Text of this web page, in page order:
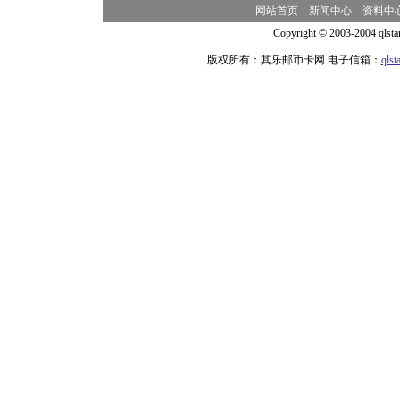
网站首页 新闻中心
资料中
Copyright © 2003-2004
版权所有：其乐邮币卡网 电子信箱：